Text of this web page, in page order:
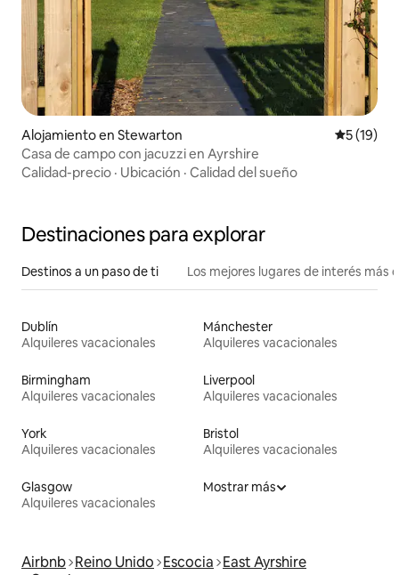
Alojamiento en Stewarton
5 (19)
Casa de campo con jacuzzi en Ayrshire
Calidad-precio · Ubicación · Calidad del sueño
Destinaciones para explorar
Destinos a un paso de ti Los mejores lugares de interés más
Dublín
Alquileres vacacionales
Mánchester
Alquileres vacacionales
Birmingham
Alquileres vacacionales
Liverpool
Alquileres vacacionales
York
Alquileres vacacionales
Bristol
Alquileres vacacionales
Glasgow
Alquileres vacacionales
Mostrar más
Airbnb Reino Unido Escocia East Ayrshire